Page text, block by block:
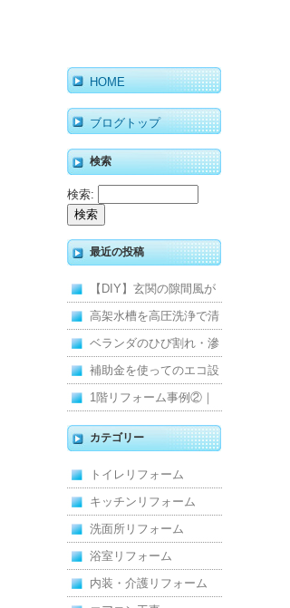
HOME
ブログトップ
検索
検索:
最近の投稿
【DIY】玄関の隙間風が
寒くて断熱ドアに交換し
ました
高架水槽を高圧洗浄で清
掃！衛生的な給水環境を
維持｜施工事例
ベランダのひび割れ・滲
みを解消！賃貸マンショ
ン防水工事
補助金を使ってのエコ設
備住宅リフォーム
1階リフォーム事例②｜
キッチン・床・収納を一
新し、扉新設で動線を整
えた全面改修
カテゴリー
トイレリフォーム
キッチンリフォーム
洗面所リフォーム
浴室リフォーム
内装・介護リフォーム